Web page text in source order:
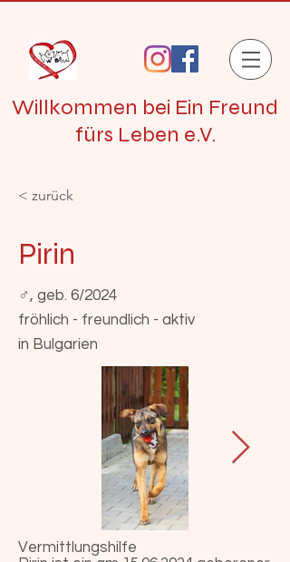
Willkommen bei Ein Freund
fürs Leben e.V.
< zurück
Pirin
♂, geb. 6/2024
fröhlich - freundlich - aktiv
in Bulgarien
Vermittlungshilfe